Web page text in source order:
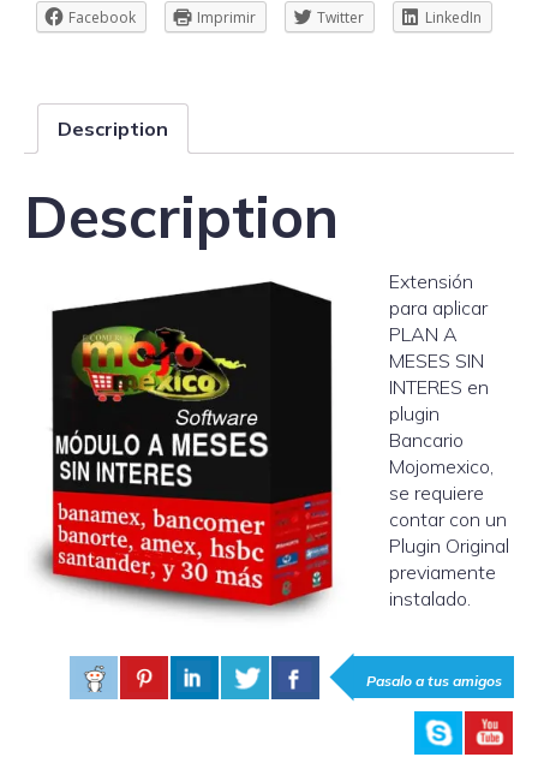
Facebook Imprimir Twitter LinkedIn
Description
Description
Extensión
para aplicar
PLAN A
MESES SIN
INTERES en
plugin
Bancario
Mojomexico,
se requiere
contar con un
Plugin Original
previamente
instalado.
Pasalo a tus amigos